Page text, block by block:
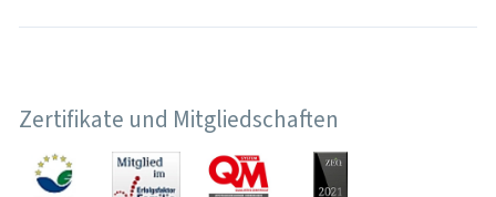
Zertifikate und Mitgliedschaften